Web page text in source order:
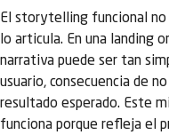
El storytelling funcional
lo articula. En una landing
narrativa puede ser tan
usuario, consecuencia de
resultado esperado. Este
funciona porque refleja el